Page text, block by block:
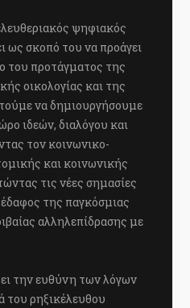
ψηφιακός
ως σκοπό του να προάγει
του προτάγματος της
οικολογίας και της
να δημιουργήσουμε
ιδεών, διαλόγου και
τον κοινωνικο-
και κοινωνικής
τις νέες σημασίες
της παγκόσμιας
αλληλεπίδρασης με
την ευθύνη των λόγων
του ρηξικέλευθου